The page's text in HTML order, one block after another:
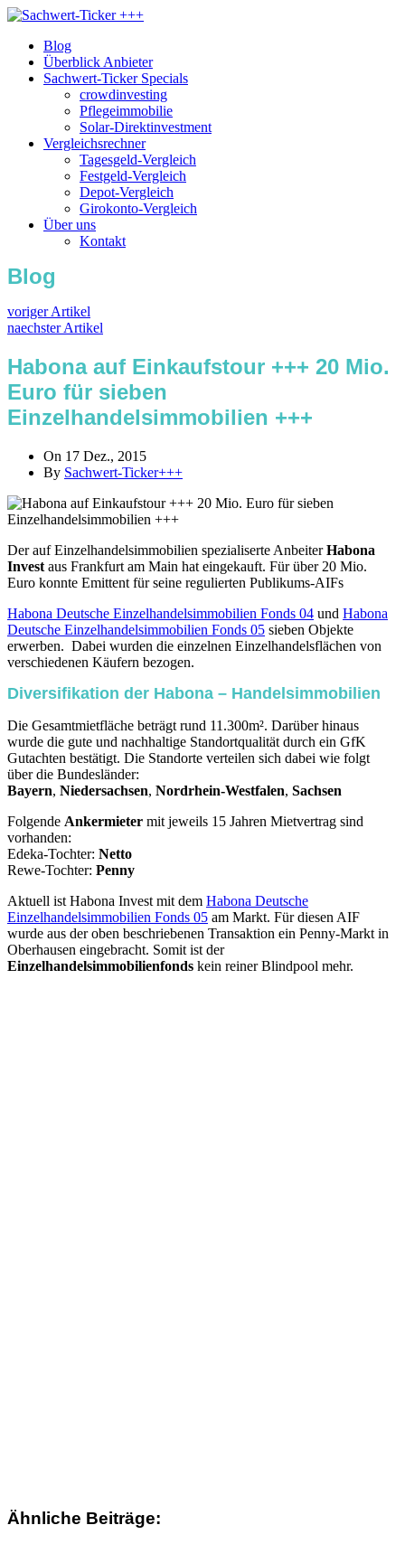
Blog
Überblick Anbieter
Sachwert-Ticker Specials
crowdinvesting
Pflegeimmobilie
Solar-Direktinvestment
Vergleichsrechner
Tagesgeld-Vergleich
Festgeld-Vergleich
Depot-Vergleich
Girokonto-Vergleich
Über uns
Kontakt
Blog
voriger Artikel
naechster Artikel
Habona auf Einkaufstour +++ 20 Mio.
Euro für sieben
Einzelhandelsimmobilien +++
On 17 Dez., 2015
By Sachwert-Ticker+++
Der auf Einzelhandelsimmobilien spezialiserte AnbeiterHabona
Invest aus Frankfurt am Main hat eingekauft. Für über 20 Mio.
Euro konnte Emittent für seine regulierten Publikums-AIFs
Habona Deutsche Einzelhandelsimmobilien Fonds 04 und Habona
Deutsche Einzelhandelsimmobilien Fonds 05 sieben Objekte
erwerben. Dabei wurden die einzelnen Einzelhandelsflächen von
verschiedenen Käufern bezogen.
Diversifikation der Habona – Handelsimmobilien
Die Gesamtmietfläche beträgt rund 11.300m². Darüber hinaus
wurde die gute und nachhaltige Standortqualität durch ein GfK
Gutachten bestätigt. Die Standorte verteilen sich dabei wie folgt
über die Bundesländer:
Bayern, Niedersachsen, Nordrhein-Westfalen, Sachsen
Folgende Ankermieter mit jeweils 15 Jahren Mietvertrag sind
vorhanden:
Edeka-Tochter: Netto
Rewe-Tochter: Penny
Aktuell ist Habona Invest mit dem Habona Deutsche
Einzelhandelsimmobilien Fonds 05 am Markt. Für diesen AIF
wurde aus der oben beschriebenen Transaktion ein Penny-Markt in
Oberhausen eingebracht. Somit ist der
Einzelhandelsimmobilienfonds kein reiner Blindpool mehr.
Ähnliche Beiträge: